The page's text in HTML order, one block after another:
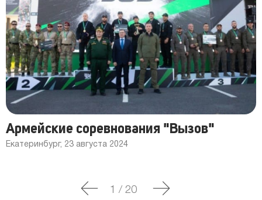
Армейские соревнования "Вызов"
Екатеринбург, 23 августа 2024
1 / 20